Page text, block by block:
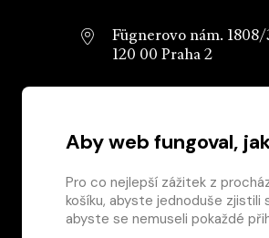
Fügnerovo nám. 1808/
120 00 Praha 2
224 498 236
602 590 888
Aby web fungoval,
Pro co nejlepší zážitek z
košíku, abyste jednoduše zjistili
abyste se nemuseli pokaždé